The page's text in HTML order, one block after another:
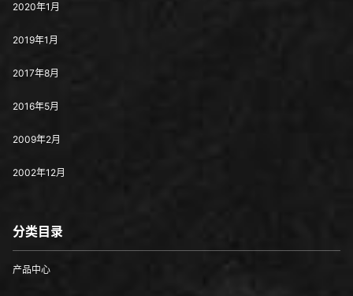
2020年1月
2019年1月
2017年8月
2016年5月
2009年2月
2002年12月
分类目录
产品中心